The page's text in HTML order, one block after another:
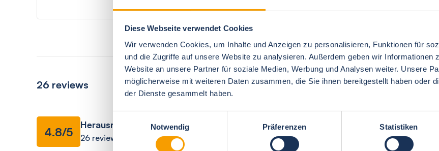
Diese Webseite verwendet Cookies
Wir verwenden Cookies, um Inhalte und Anzeigen zu personalisieren, Funktionen für
und die Zugriffe auf unsere Website zu analysieren. Außerdem geben wir Informationen
Website an unsere Partner für soziale Medien, Werbung und Analysen weiter. Unsere
möglicherweise mit weiteren Daten zusammen, die Sie ihnen bereitgestellt haben oder
der Dienste gesammelt haben.
Notwendig
Präferenzen Statistiken
26 reviews
4.8/5
Herausragend
26 reviews
Facilities 4.9Price/performance 4
overall impression 4.8recommendation